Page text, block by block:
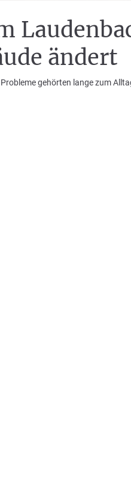
ändert
gehörten lange zum